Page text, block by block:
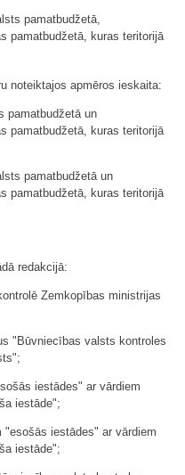
pamatbudžetā,
pamatbudžetā, kuras teritorijā
noteiktajos apmēros ieskaita:
pamatbudžetā un
pamatbudžetā, kuras teritorijā
pamatbudžetā un
pamatbudžetā, kuras teritorijā
redakcijā:
Zemkopības ministrijas
"Būvniecības valsts kontroles
iestādes" ar vārdiem
iestāde";
"esošās iestādes" ar vārdiem
iestāde";